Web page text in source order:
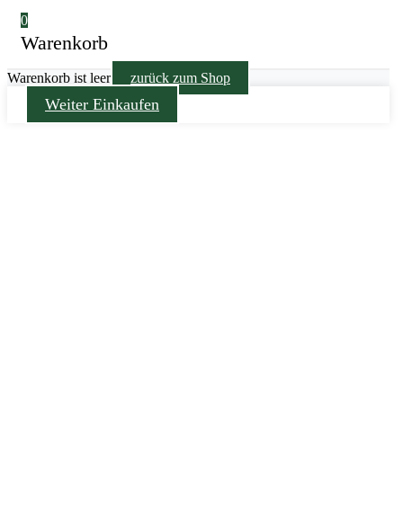
0
Warenkorb
Warenkorb ist leer zurück zum Shop
Weiter Einkaufen